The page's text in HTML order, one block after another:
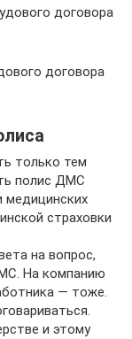
договора
договора
только тем
полис ДМС
медицинских
страховки
на вопрос,
На компанию
— тоже.
и этому